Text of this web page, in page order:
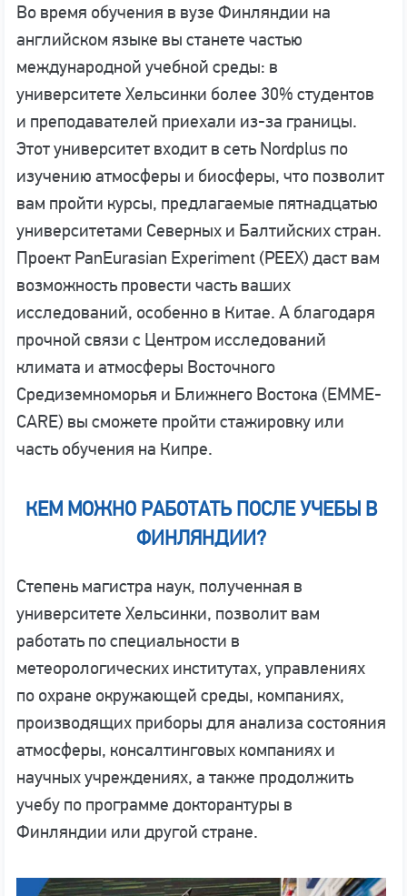
Во время обучения в вузе Финляндии на
английском языке вы станете частью
международной учебной среды: в
университете Хельсинки более 30% студентов
и преподавателей приехали из-за границы.
Этот университет входит в сеть Nordplus по
изучению атмосферы и биосферы, что позволит
вам пройти курсы, предлагаемые пятнадцатью
университетами Северных и Балтийских стран.
Проект PanEurasian Experiment (PEEX) даст вам
возможность провести часть ваших
исследований, особенно в Китае. А благодаря
прочной связи с Центром исследований
климата и атмосферы Восточного
Средиземноморья и Ближнего Востока (EMME-
CARE) вы сможете пройти стажировку или
часть обучения на Кипре.
КЕМ МОЖНО РАБОТАТЬ ПОСЛЕ УЧЕБЫ В
ФИНЛЯНДИИ?
Степень магистра наук, полученная в
университете Хельсинки, позволит вам
работать по специальности в
метеорологических институтах, управлениях
по охране окружающей среды, компаниях,
производящих приборы для анализа состояния
атмосферы, консалтинговых компаниях и
научных учреждениях, а также продолжить
учебу по программе докторантуры в
Финляндии или другой стране.